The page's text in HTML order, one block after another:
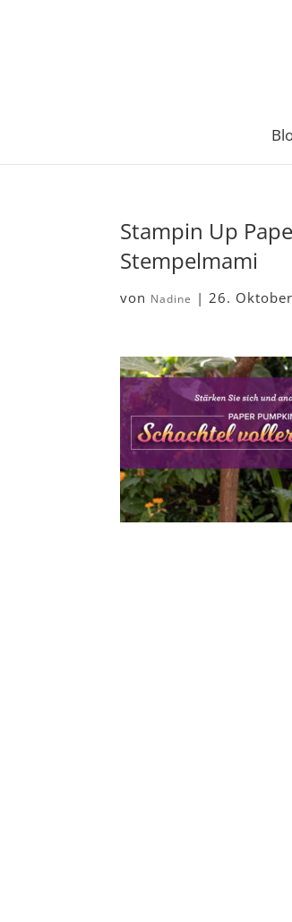
Stampin Up
Stempelmami
von Nadine |26.